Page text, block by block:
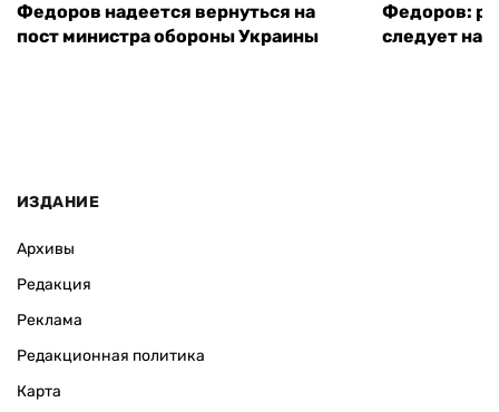
Федоров надеется вернуться на
пост министра обороны Украины
Федоров:
следует
ИЗДАНИЕ
Архивы
Редакция
Реклама
Редакционная политика
Карта